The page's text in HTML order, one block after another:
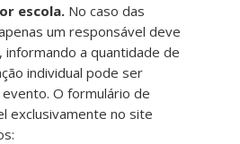
escola. No caso das
um responsável deve
a quantidade de
individual pode ser
O formulário de
exclusivamente no site